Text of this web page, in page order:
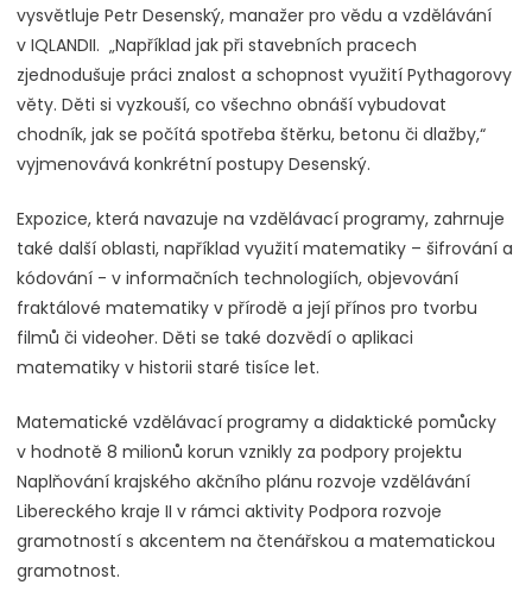
vysvětluje Petr Desenský, manažer pro vědu a vzdělávání
v IQLANDII. „Například jak při stavebních pracech
zjednodušuje práci znalost a schopnost využití Pythagorovy
věty. Děti si vyzkouší, co všechno obnáší vybudovat
chodník, jak se počítá spotřeba štěrku, betonu či dlažby,“
vyjmenovává konkrétní postupy Desenský.
Expozice, která navazuje na vzdělávací programy, zahrnuje
také další oblasti, například využití matematiky – šifrování a
kódování - v informačních technologiích, objevování
fraktálové matematiky v přírodě a její přínos pro tvorbu
filmů či videoher. Děti se také dozvědí o aplikaci
matematiky v historii staré tisíce let.
Matematické vzdělávací programy a didaktické pomůcky
v hodnotě 8 milionů korun vznikly za podpory projektu
Naplňování krajského akčního plánu rozvoje vzdělávání
Libereckého kraje II v rámci aktivity Podpora rozvoje
gramotností s akcentem na čtenářskou a matematickou
gramotnost.